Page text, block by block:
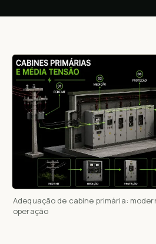
Adequação de cabine primária:
operação